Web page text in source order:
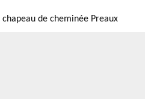
de cheminée Preaux